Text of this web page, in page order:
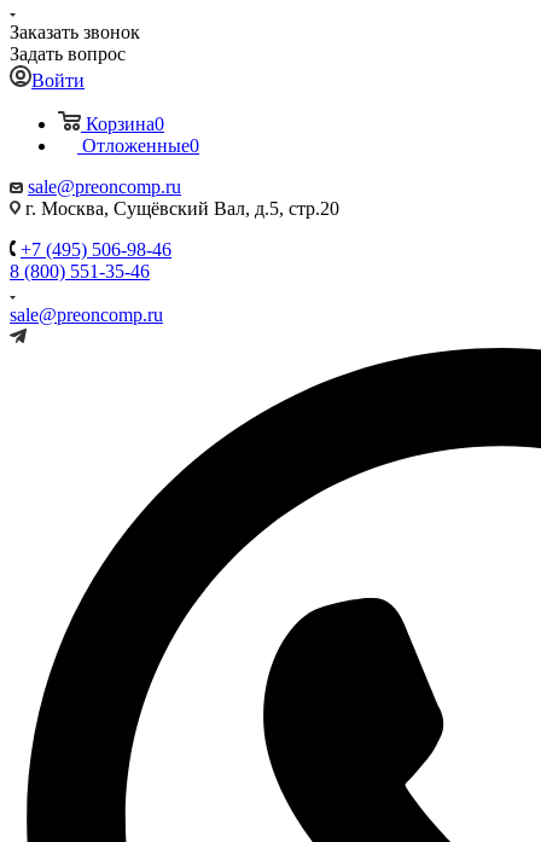
Заказать звонок
Задать вопрос
Войти
Корзина0
Отложенные0
sale@preoncomp.ru
г. Москва, Сущёвский Вал, д.5, стр.20
+7 (495) 506-98-46
8 (800) 551-35-46
sale@preoncomp.ru